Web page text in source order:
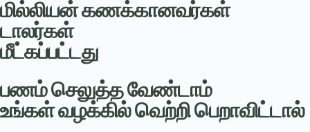
மில்லியன் கணக்கானவர்கள்
டாலர்கள்
மீட்கப்பட்டது
பணம் செலுத்த வேண்டாம்
உங்கள் வழக்கில் வெற்றி பெறாவிட்டால்